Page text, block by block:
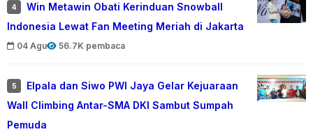
4
Win Metawin Obati Kerinduan Snowball
Indonesia Lewat Fan Meeting Meriah di Jakarta
04 Agu 56.7K pembaca
5
Elpala dan Siwo PWI Jaya Gelar Kejuaraan
Wall Climbing Antar-SMA DKI Sambut Sumpah
Pemuda